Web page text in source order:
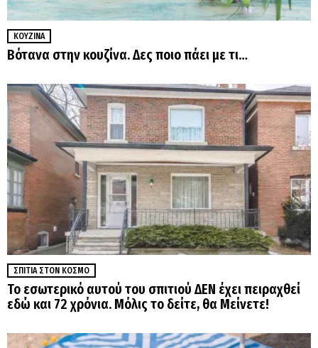
ΚΟΥΖΊΝΑ
Βότανα στην κουζίνα. Δες ποιο πάει με τι…
ΣΠΊΤΙΑ ΣΤΟΝ ΚΌΣΜΟ
Το εσωτερικό αυτού του σπιτιού ΔΕΝ έχει πειραχθεί
εδώ και 72 χρόνια. Μόλις το δείτε, θα Μείνετε!